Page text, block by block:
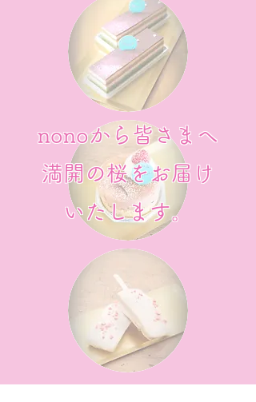
nonoから皆さまへ
満開の桜をお届け
いたします。